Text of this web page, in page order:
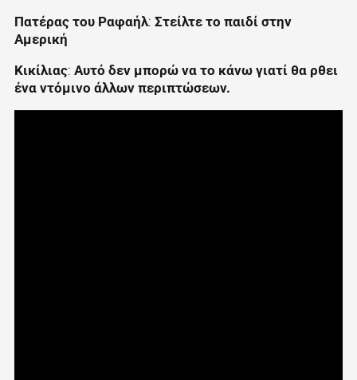
Πατέρας του Ραφαήλ: Στείλτε το παιδί στην
Αμερική
Κικίλιας: Αυτό δεν μπορώ να το κάνω γιατί θα ρθει
ένα ντόμινο άλλων περιπτώσεων.